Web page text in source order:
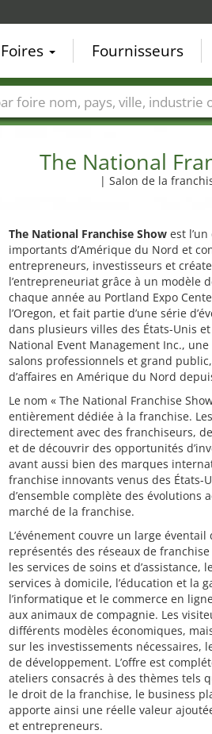
The National
| Salon de la
The National Franchise Showest l’un
importants d’Amérique du Nord et
entrepreneurs, investisseurs et
l’entrepreneuriat grâce à un modèle
chaque année au Portland Expo
l’Oregon, et fait partie d’une série
dans plusieurs villes des États-Unis
National Event Management Inc.,
salons professionnels et grand
d’affaires en Amérique du Nord
Le nom « The National Franchise
entièrement dédiée à la franchise.
directement avec des franchiseurs,
et de découvrir des opportunités
avant aussi bien des marques
franchise innovants venus des États-
d’ensemble complète des évolutions
marché de la franchise.
L’événement couvre un large
représentés des réseaux de
les services de soins et
services à domicile, l’éducation et la
l’informatique et le commerce en
aux animaux de compagnie. Les
différents modèles économiques,
sur les investissements nécessaires,
de développement. L’offre est
ateliers consacrés à des thèmes tels
le droit de la franchise, le business
apporte ainsi une réelle valeur
et entrepreneurs.
Foires Fournisseurs
Pays Villes Secteurs de